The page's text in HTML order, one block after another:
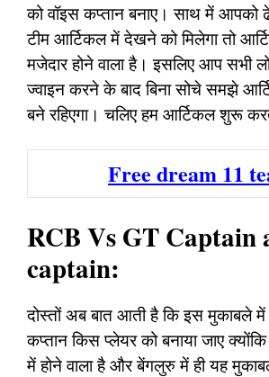
को वॉइस कप्तान बनाए। साथ में आपको
टीम आर्टिकल में देखने को मिलेगा तो
मजेदार होने वाला है। इसलिए आप सभी
ज्वाइन करने के बाद बिना सोचे समझे
बने रहिएगा। चलिए हम आर्टिकल शुरू
Free dream 11
RCB Vs GT Captain
captain:
दोस्तों अब बात आती है कि इस मुकाबले में
कप्तान किस प्लेयर को बनाया जाए
में होने वाला है और बेंगलुरु में ही यह